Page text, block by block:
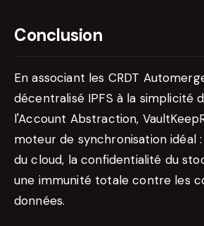
Conclusion
En associant les CRDT
décentralisé IPFS à la simplicité
l'Account Abstraction,
moteur de synchronisation idéal
du cloud, la confidentialité du
une immunité totale contre les
données.